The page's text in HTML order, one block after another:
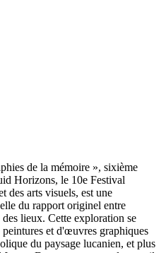
de la mémoire », sixième
Horizons, le 10e Festival
des arts visuels, est une
du rapport originel entre
lieux. Cette exploration se
et d'œuvres graphiques
du paysage lucanien, et plus